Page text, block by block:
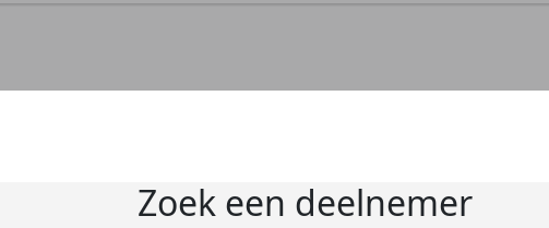
Zoek een deelnemer